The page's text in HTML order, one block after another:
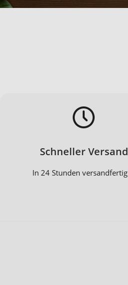
Schneller Versand
In 24 Stunden versandfertig